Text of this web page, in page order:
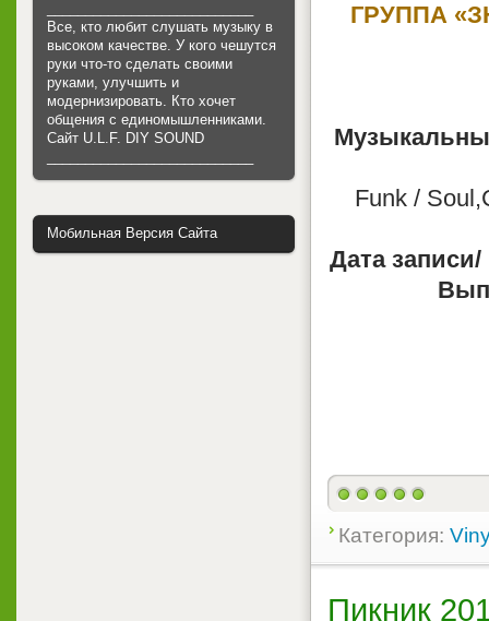
ГРУППА
Funk /
Дата
Категория:
Пикник
Все, кто любит слушать музыку в
высоком качестве. У кого чешутся
руки что-то сделать своими
руками, улучшить и
модернизировать. Кто хочет
общения с единомышленниками.
Cайт U.L.F. DIY SOUND
Мобильная Версия Сайта